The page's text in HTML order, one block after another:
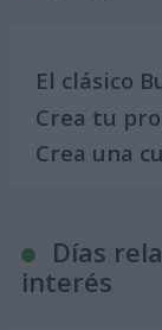
El clásico
Crea tu
Crea una
Días
interés